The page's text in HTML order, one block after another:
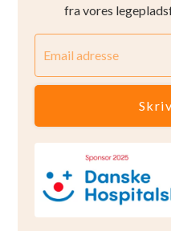
fra vores